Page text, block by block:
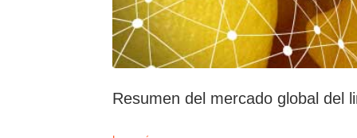
Resumen del mercado global del